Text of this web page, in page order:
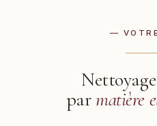
—
parmatière